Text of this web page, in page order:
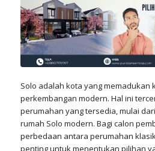
Solo adalah kota yang memadukan
perkembangan modern. Hal ini
perumahan yang tersedia, mulai
rumah Solo modern. Bagi calon
perbedaan antara perumahan
penting untuk menentukan pilihan